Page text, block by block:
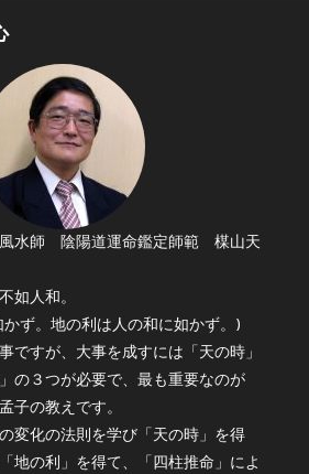
水師 陰陽道運命鑑定師範 楳山天
如人和。
ず。地の利は人の和に如かず。)
ですが、大事を成すには「天の時」
の３つが必要で、最も重要なのが
子の教えです。
変化の法則を学び「天の時」を得
地の利」を得て、「四柱推命」によ